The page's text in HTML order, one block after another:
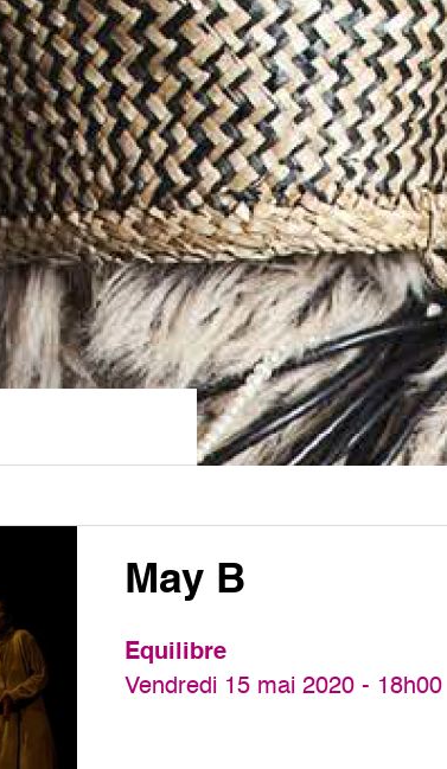
May B
Equilibre
Vendredi 15 mai 2020 - 18h00